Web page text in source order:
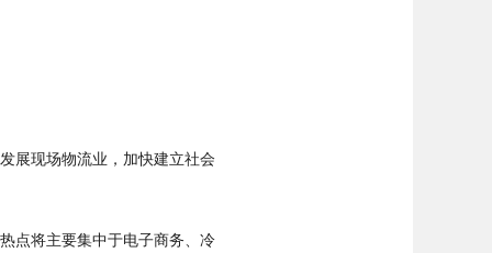
展现场物流业，加快建立社会
点将主要集中于电子商务、冷